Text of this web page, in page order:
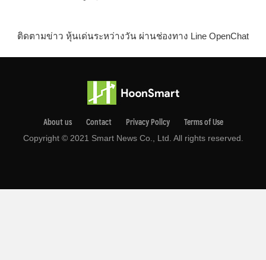
ติดตามข่าว หุ้นเด่นระหว่างวัน ผ่านช่องทาง Line OpenChat
About us Contact Privacy Pollcy Terms of Use
Copyright © 2021 Smart News Co., Ltd. All rights reserved.